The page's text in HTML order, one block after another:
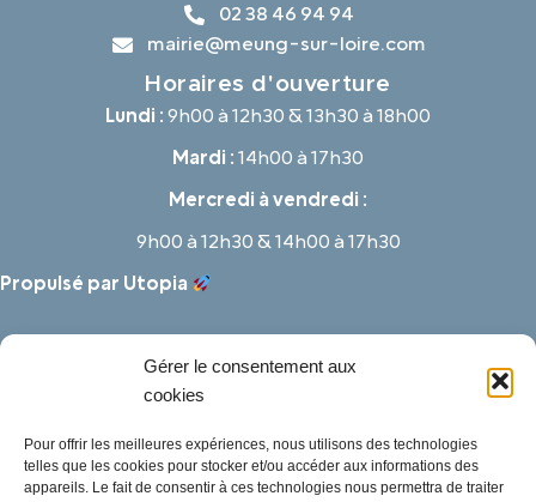
Gérer le consentement aux
cookies
Pour offrir les meilleures expériences, nous utilisons des technologies
telles que les cookies pour stocker et/ou accéder aux informations des
appareils. Le fait de consentir à ces technologies nous permettra de traiter
02 38 46 94 94
mairie@meung-sur-loire.com
Horaires d'ouverture
Lundi :9h00 à 12h30 & 13h30 à 18h00
Mardi :14h00 à 17h30
Mercredi à vendredi :
9h00 à 12h30 & 14h00 à 17h30
Propulsé par Utopia